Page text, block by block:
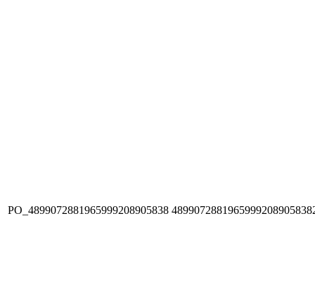
PO_4899072881965999208905838